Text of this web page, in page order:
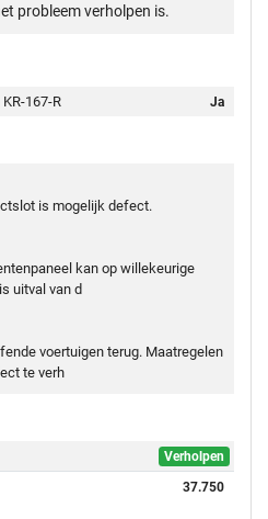
probleem verholpen is.
167-R
Ja
is mogelijk defect.
kan op willekeurige
uitval van d
voertuigen terug. Maatregelen
te verh
Verholpen
37.750